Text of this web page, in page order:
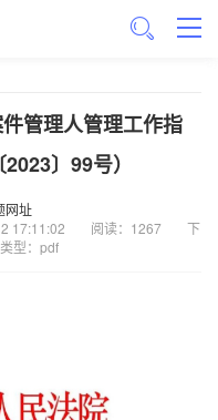
管理人管理工作指
〕99号）
网址
17:11:02 阅读：1267
下
类型：pdf